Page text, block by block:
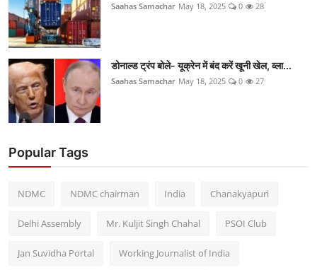
Saahas Samachar May 18, 2025 0 28
डोनाल्ड ट्रंप बोले- यूक्रेन में बंद करें खूनी खेल, व्ला...
Saahas Samachar May 18, 2025 0 27
Popular Tags
NDMC NDMC chairman India Chanakyapuri
Delhi Assembly Mr. Kuljit Singh Chahal PSOI Club
Jan Suvidha Portal Working Journalist of India